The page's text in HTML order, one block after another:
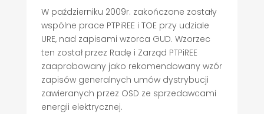
W październiku 2009r. zakończone zostały
wspólne prace PTPiREE i TOE przy udziale
URE, nad zapisami wzorca GUD. Wzorzec
ten został przez Radę i Zarząd PTPiREE
zaaprobowany jako rekomendowany wzór
zapisów generalnych umów dystrybucji
zawieranych przez OSD ze sprzedawcami
energii elektrycznej.